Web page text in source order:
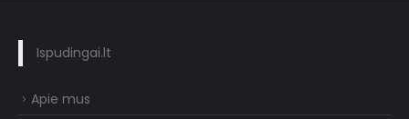
Ispudingai.lt
Apie mus